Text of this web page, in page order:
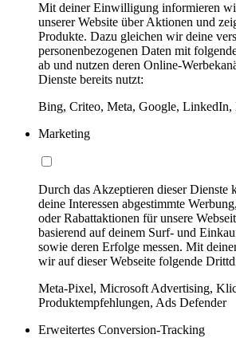
Mit deiner Einwilligung informieren
unserer Website über Aktionen und
Produkte. Dazu gleichen wir deine
personenbezogenen Daten mit
ab und nutzen deren Online-
Dienste bereits nutzt:
Bing, Criteo, Meta, Google, LinkedIn,
Marketing
Durch das Akzeptieren dieser Dienste
deine Interessen abgestimmte
oder Rabattaktionen für unsere
basierend auf deinem Surf- und
sowie deren Erfolge messen. Mit
wir auf dieser Webseite folgende
Meta-Pixel, Microsoft Advertising,
Produktempfehlungen, Ads Defender
Erweitertes Conversion-Tracking